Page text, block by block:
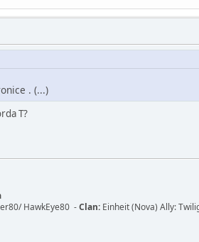
. (...)
T?
HawkEye80 -Clan: Einheit (Nova) Ally: